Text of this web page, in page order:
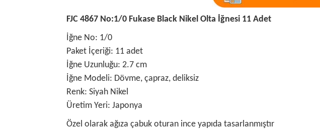
FJC 4867 No:1/0 Fukase Black Nikel Olta İğnesi 11 Adet
İğne No: 1/0
Paket İçeriği: 11 adet
İğne Uzunluğu: 2.7 cm
İğne Modeli: Dövme, çapraz, deliksiz
Renk: Siyah Nikel
Üretim Yeri: Japonya
Özel olarak ağıza çabuk oturan ince yapıda tasarlanmıştır